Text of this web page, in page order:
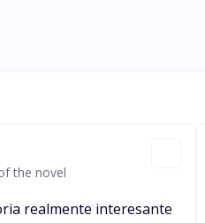
the novel
realmente interesante